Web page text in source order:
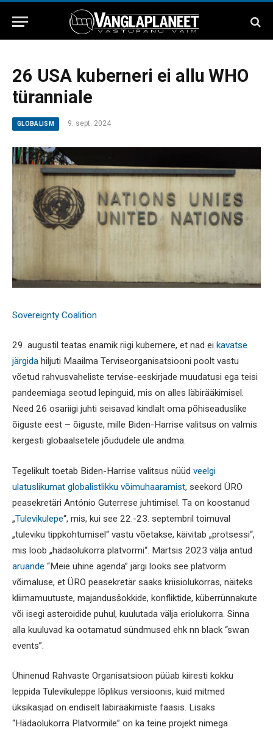
26 USA kuberneri ei allu WHO
türanniale
GLOBALISM 9. sept. 2024
Sovereignty Coalition
29. augustil teatas enamik riigi kubernere, et nad ei kavatse
järgida hiljuti Maailma Terviseorganisatsiooni poolt vastu
võetud rahvusvaheliste tervise-eeskirjade muudatusi ega teisi
pandeemiaga seotud lepinguid, mis on alles läbirääkimisel.
Need 26 osariigi juhti seisavad kindlalt oma põhiseaduslike
õiguste eest – õiguste, mille Biden-Harrise valitsus on valmis
kergesti globaalsetele jõududele üle andma.
Tegelikult toetab Biden-Harrise valitsus nüüd veelgi
ulatuslikumat globalistlikku võimuhaaramist, seekord ÜRO
peasekretäri António Guterrese juhtimisel. Ta on koostanud
„Tulevikulepe“, mis, kui see 22.-23. septembril toimuval
„tuleviku tippkohtumisel“ vastu võetakse, käivitab „protsessi“,
mis loob „hädaolukorra platvormi“. Märtsis 2023 välja antud
aruande “Meie ühine agenda” järgi looks see platvorm
võimaluse, et ÜRO peasekretär saaks kriisiolukorras, näiteks
kliimamuutuste, majandusšokkide, konfliktide, küberrünnakute
või isegi asteroidide puhul, kuulutada välja eriolukorra. Sinna
alla kuuluvad ka ootamatud sündmused ehk nn black “swan
events”.
Ühinenud Rahvaste Organisatsioon püüab kiiresti kokku
leppida Tulevikuleppe lõplikus versioonis, kuid mitmed
üksikasjad on endiselt läbirääkimiste faasis. Lisaks
“Hädaolukorra Platvormile” on ka teine projekt nimega